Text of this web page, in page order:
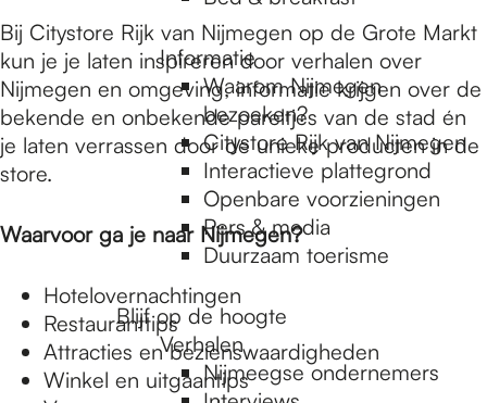
Informatie
Waarom Nijmegen
bezoeken?
Citystore Rijk van Nijmegen
Interactieve plattegrond
Openbare voorzieningen
Pers & media
Duurzaam toerisme
Blijf op de hoogte
Verhalen
Nijmeegse ondernemers
Bij Citystore Rijk van Nijmegen op de Grote Markt
kun je je laten inspireren door verhalen over
Nijmegen en omgeving, informatie krijgen over de
bekende en onbekende pareltjes van de stad én
je laten verrassen door de unieke producten in de
store.
Waarvoor ga je naar Nijmegen?
Hotelovernachtingen
Restauranttips
Attracties en bezienswaardigheden
Winkel en uitgaantips